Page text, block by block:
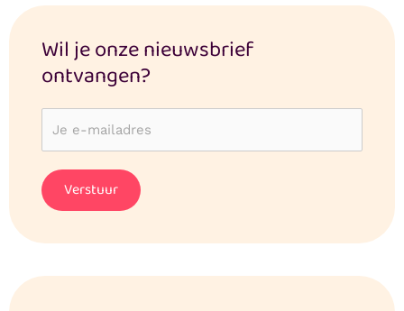
Wil je onze nieuwsbrief
ontvangen?